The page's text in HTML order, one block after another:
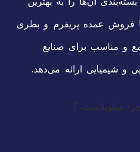
فروش عمده پریفرم و بطری
و مناسب برای صنایع
و شیمیایی ارائه می‌دهد.